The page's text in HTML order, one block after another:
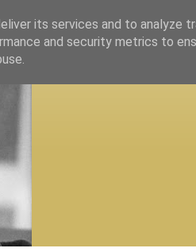
its services and to analyze
and security metrics to